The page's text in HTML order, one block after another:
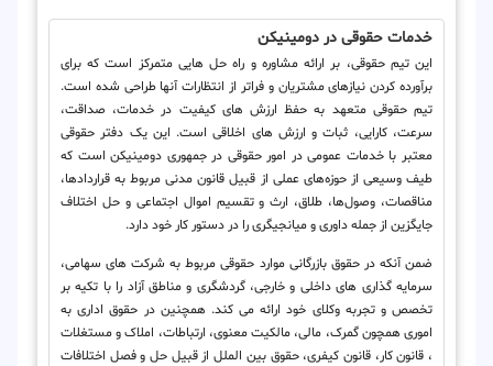
خدمات حقوقی در دومینیکن
این تیم حقوقی، بر ارائه مشاوره و راه حل هایی متمرکز است که برای
برآورده کردن نیازهای مشتریان و فراتر از انتظارات آنها طراحی شده است.
تیم حقوقی متعهد به حفظ ارزش های کیفیت در خدمات، صداقت،
سرعت، کارایی، ثبات و ارزش های اخلاقی است. این یک دفتر حقوقی
معتبر با خدمات عمومی در امور حقوقی در جمهوری دومینیکن است که
طیف وسیعی از حوزه‌های عملی از قبیل قانون مدنی مربوط به قراردادها،
مناقصات، وصول‌ها، طلاق، ارث و تقسیم اموال اجتماعی و حل اختلاف
جایگزین از جمله داوری و میانجیگری را در دستور کار خود دارد.
ضمن آنکه در حقوق بازرگانی موارد حقوقی مربوط به شرکت های سهامی،
سرمایه گذاری های داخلی و خارجی، گردشگری و مناطق آزاد را با تکیه بر
تخصص و تجربه وکلای خود ارائه می کند. همچنین در حقوق اداری به
اموری همچون گمرک، مالی، مالکیت معنوی، ارتباطات، املاک و مستغلات
، قانون کار، قانون کیفری، حقوق بین الملل از قبیل حل و فصل اختلافات